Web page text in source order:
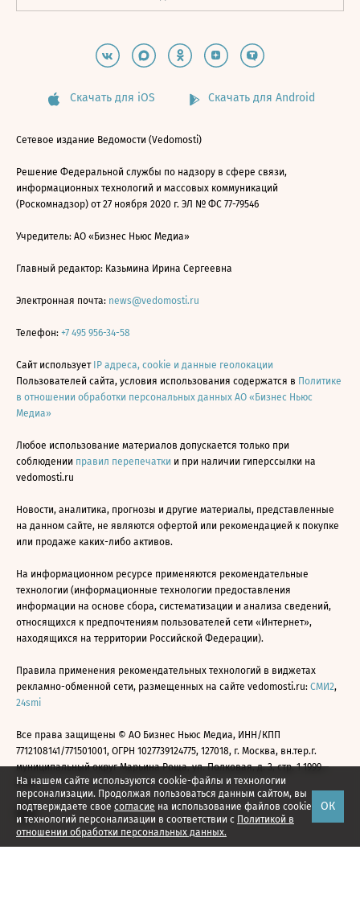
На нашем сайте используются cookie-файлы и технологии
персонализации. Продолжая пользоваться данным сайтом, вы
подтверждаете свое согласие на использование файлов cookie
и технологий персонализации в соответствии с Политикой в
отношении обработки персональных данных.
ОК
Скачать для iOS Скачать для Android
Сетевое издание Ведомости (Vedomosti)
Решение Федеральной службы по надзору в сфере связи,
информационных технологий и массовых коммуникаций
(Роскомнадзор) от 27 ноября 2020 г. ЭЛ № ФС 77-79546
Учредитель: АО «Бизнес Ньюс Медиа»
Главный редактор: Казьмина Ирина Сергеевна
Электронная почта: news@vedomosti.ru
Телефон: +7 495 956-34-58
Сайт использует IP адреса, cookie и данные геолокации
Пользователей сайта, условия использования содержатся в Политике
в отношении обработки персональных данных АО «Бизнес Ньюс
Медиа»
Любое использование материалов допускается только при
соблюдении правил перепечатки и при наличии гиперссылки на
vedomosti.ru
Новости, аналитика, прогнозы и другие материалы, представленные
на данном сайте, не являются офертой или рекомендацией к покупке
или продаже каких-либо активов.
На информационном ресурсе применяются рекомендательные
технологии (информационные технологии предоставления
информации на основе сбора, систематизации и анализа сведений,
относящихся к предпочтениям пользователей сети «Интернет»,
находящихся на территории Российской Федерации).
Правила применения рекомендательных технологий в виджетах
рекламно-обменной сети, размещенных на сайте vedomosti.ru: СМИ2,
24smi
Все права защищены © АО Бизнес Ньюс Медиа, ИНН/КПП
7712108141/771501001, ОГРН 1027739124775, 127018, г. Москва, вн.тер.г.
муниципальный округ Марьина Роща, ул. Полковая, д. 3, стр. 1 1999—
2026